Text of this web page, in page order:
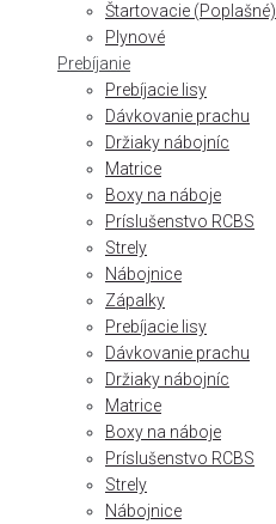
Štartovacie (Poplašné)
Plynové
Prebíjanie
Prebíjacie lisy
Dávkovanie prachu
Držiaky nábojníc
Matrice
Boxy na náboje
Príslušenstvo RCBS
Strely
Nábojnice
Zápalky
Prebíjacie lisy
Dávkovanie prachu
Držiaky nábojníc
Matrice
Boxy na náboje
Príslušenstvo RCBS
Strely
Nábojnice